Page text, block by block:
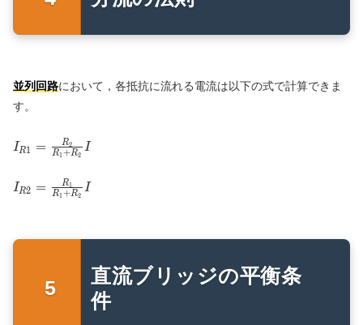
並列回路において，各抵抗に流れる電流は以下の式で計算できま
す。
I_{R1}=\frac{R_2}
{R_1+R_2}I
IR1 = R1 +R2
R2 I
I_{R2}=\frac{R_1}
{R_1+R_2}I
IR2 = R1 +R2
R1 I
直流ブリッジの平衡条
件